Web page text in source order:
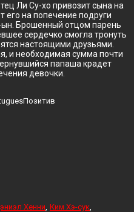
Ли Су-хо привозит сына на
его на попечение подруги
ын. Брошенный отцом парень
сердечко смогла тронуть
настоящими друзьями.
и необходимая сумма почти
папаша крадет
девочки.
Хенни Ким Хэ-сук